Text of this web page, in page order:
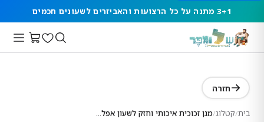
3+1 מתנה על כל הרצועות והאביזרים לשעונים חכמים
חזרה
בית/קטלוג/ מגן זכוכית איכותי וחזק לשעון אפל בצבע ירוק פסטל